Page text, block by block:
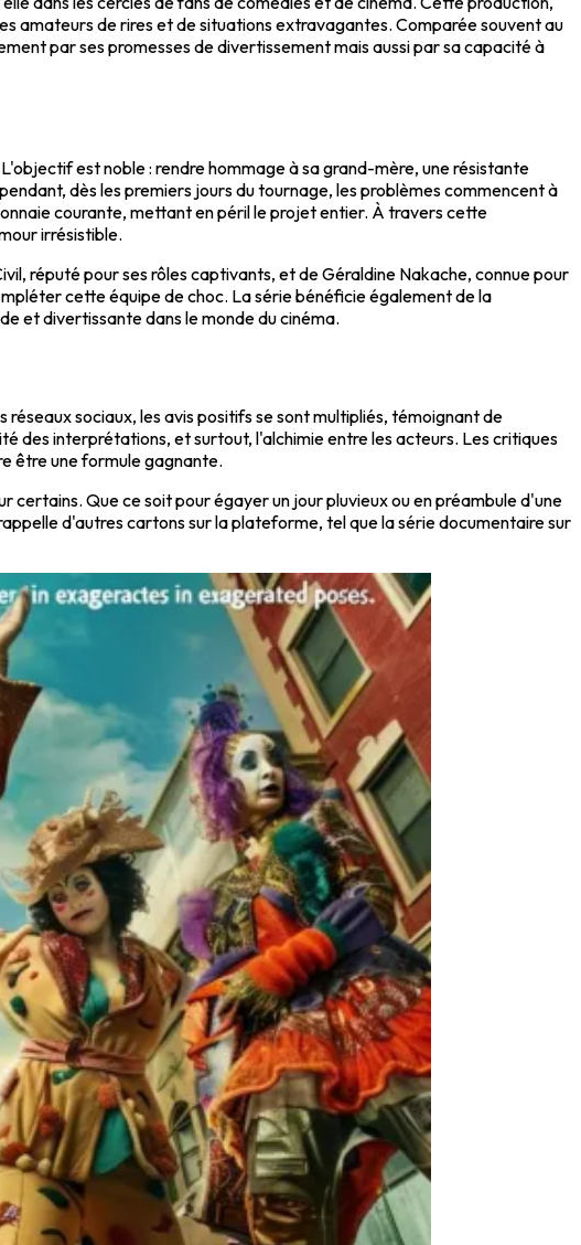
amateurs de rires et de situations extravagantes. Comparée souvent au
par ses promesses de divertissement mais aussi par sa capacité à
est noble : rendre hommage à sa grand-mère, une résistante
dès les premiers jours du tournage, les problèmes commencent à
courante, mettant en péril le projet entier. À travers cette
irrésistible.
réputé pour ses rôles captivants, et de Géraldine Nakache, connue pour
cette équipe de choc. La série bénéficie également de la
et divertissante dans le monde du cinéma.
sociaux, les avis positifs se sont multipliés, témoignant de
des interprétations, et surtout, l'alchimie entre les acteurs. Les critiques
être une formule gagnante.
certains. Que ce soit pour égayer un jour pluvieux ou en préambule d'une
d'autres cartons sur la plateforme, tel que la série documentaire sur